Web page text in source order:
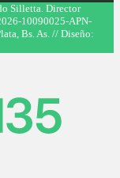
Silletta. Director
10090025-APN-
Bs. As. // Diseño: